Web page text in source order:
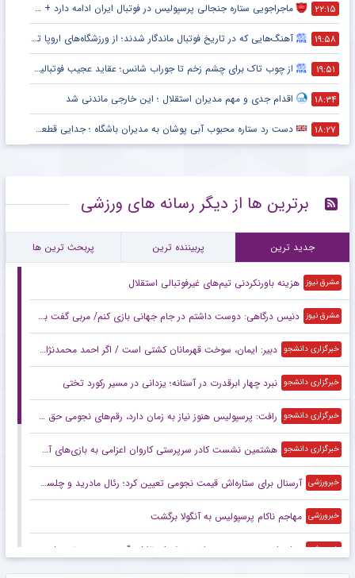
۲۲:۱۵ ماجراجویی ستاره جنجالی پرسپولیس در فوتبال ایران ادامه دارد + جزئیات
۱۹:۵۸ آهنگ‌هایی که در تاریخ فوتبال ماندگار شدند؛ از ورزشگاه‌های اروپا تا جام جهانی
۱۹:۵۱ از چوب تاک برای چشم زخم تا جوراب شانس؛ عقاید عجیب فوتبالیست‌ها!
۱۸:۳۴ اقدام جدی و مهم مدیران استقلال ؛ این خارجی ماندنی شد
۱۸:۲۷ دست رد ستاره محبوب آبی پوشان به مدیران باشگاه ؛ جدایی قطعی است !
برترین ها از دیگر رسانه های ورزشی
جدید ترین پربیننده ترین پربحث ترین ها
مشرق نیوز هزینه باورنکردنی تیم‌های غیرفوتبالی استقلال
مشرق نیوز دنیس درگاهی: دوست داشتم در جام جهانی بازی کنم/ مربی گفت برابر بلژیک دفاعی بازی کنید
خبرگزاری دانشجو دبیر: ایمان، سوخت قهرمانان کشتی است / اگر احمد محمدنژاد وزن کم نکند، از اردو اخراج می‌شود + فیلم
خبرگزاری دانشجو نبرد چهار ابرقدرت در آستانه؛ یزدانی در مسیر رکورد تختی
خبرگزاری دانشجو رافت: پرسپولیس هنوز نیاز به زمان دارد، رقم‌های نجومی حق بعضی بازیکنان نیست
خبرگزاری دانشجو هشتمین نشست کادر سرپرستی کاروان اعزامی به بازی‌های آسیایی ناگویا برگزار شد
خبرورزشی آرسنال برای ستاره‌اش قیمت نجومی تعیین کرد؛ رئال مادرید و چلسی آماده رقابت
خبرورزشی مهاجم ناکام پرسپولیس به آنگولا برگشت
خبرورزشی پیشنهاد عجیب به موسیمانه؛ نصف استقلال بگیر و سرمربی تیم ملی شو!